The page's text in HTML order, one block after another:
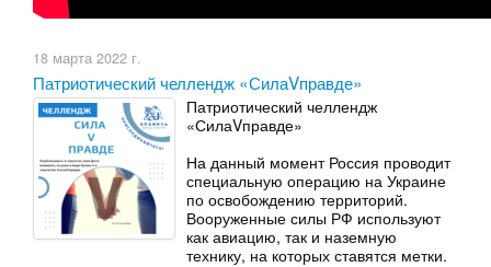
18 марта 2022 г.
Патриотический челлендж «СилаVправде»
Патриотический челлендж
«СилаVправде»
На данный момент Россия проводит
специальную операцию на Украине
по освобождению территорий.
Вооруженные силы РФ используют
как авиацию, так и наземную
технику, на которых ставятся метки.